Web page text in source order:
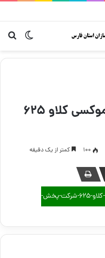
تغییر
کلید توزیع قرص کوآموکسی کلاو ۶۲۵
100 کمتر از یک دقیقه
دانلود کلید-توزیع-قرص-کوآموکسی-کلاو-۶۲۵-شرکت-پخش-